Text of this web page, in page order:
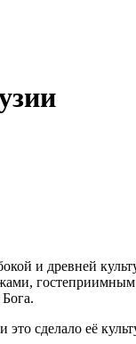
и древней
сделало её